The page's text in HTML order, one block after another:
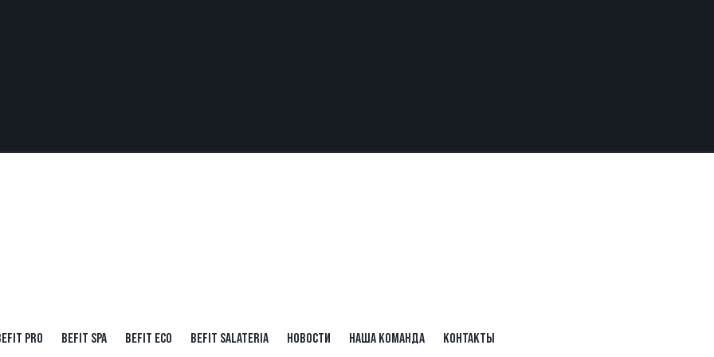
PRO BEFIT SPA BEFIT ECO BEFIT SALATERIA НОВОСТИ НАША КОМАНДА КОНТАКТЫ